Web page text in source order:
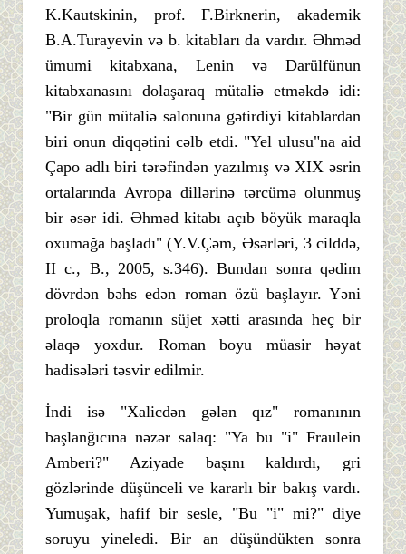
K.Kautskinin, prof. F.Birknerin, akademik
B.A.Turayevin və b. kitabları da vardır. Əhməd
ümumi kitabxana, Lenin və Darülfünun
kitabxanasını dolaşaraq mütaliə etməkdə idi:
"Bir gün mütaliə salonuna gətirdiyi kitablardan
biri onun diqqətini cəlb etdi. "Yel ulusu"na aid
Çapo adlı biri tərəfindən yazılmış və XIX əsrin
ortalarında Avropa dillərinə tərcümə olunmuş
bir əsər idi. Əhməd kitabı açıb böyük maraqla
oxumağa başladı" (Y.V.Çəm, Əsərləri, 3 cilddə,
II c., B., 2005, s.346). Bundan sonra qədim
dövrdən bəhs edən roman özü başlayır. Yəni
proloqla romanın süjet xətti arasında heç bir
əlaqə yoxdur. Roman boyu müasir həyat
hadisələri təsvir edilmir.
İndi isə "Xalicdən gələn qız" romanının
başlanğıcına nəzər salaq: "Ya bu "i" Fraulein
Amberi?" Aziyade başını kaldırdı, gri
gözlərinde düşünceli ve kararlı bir bakış vardı.
Yumuşak, hafif bir sesle, "Bu "i" mi?" diye
soruyu yineledi. Bir an düşündükten sonra